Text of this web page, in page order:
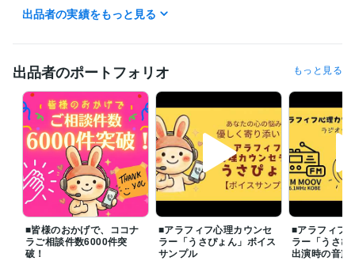
✅ よくご相談いただくお悩み
◆片思いの悩み
◆夫婦関係・DV・モラハラ・離婚の悩み
◆セックスレスの悩み
◆毒親・子供、家庭の悩み
◆職場の人間関係の悩み
◆友達関係の悩み
◆ＨＳＰ（繊細さん）の悩み
◆仕事・転職・キャリアの悩み
◆お金の悩み
◆生き方・人生の悩み等
つらく苦しい気持ちやモヤモヤを少しでも早く手放し、心穏やかに過ご
せるよう、誠心誠意サポートいたします。どんなことでもお気軽にご相
談くださいね。
出品者の実績をもっと見る
出品者のポートフォリオ もっと見る
■皆様のおかげで、ココナ
ラご相談件数6000件突
破！
■アラフィフ心理カウンセ
ラー「うさぴょん」ボイス
サンプル
■アラフィフ
ラー「うさぴ
出演時の音声